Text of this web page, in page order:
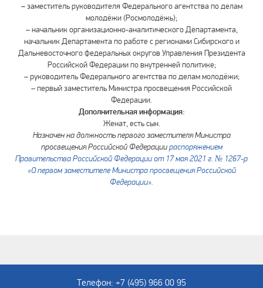
– заместитель руководителя Федерального агентства по делам
молодёжи (Росмолодёжь);
– начальник организационно-аналитического Департамента,
начальник Департамента по работе с регионами Сибирского и
Дальневосточного федеральных округов Управления Президента
Российской Федерации по внутренней политике;
– руководитель Федерального агентства по делам молодёжи;
– первый заместитель Министра просвещения Российской
Федерации.
Дополнительная информация:
Женат, есть сын.
Назначен на должность первого заместителя Министра
просвещения Российской Федерациираспоряжением
Правительства Российской Федерации от 17 мая 2021 г. № 1267-р
«О первом заместителе Министра просвещения Российской
Федерации».
Телефон: +7 (495) 966 00 95